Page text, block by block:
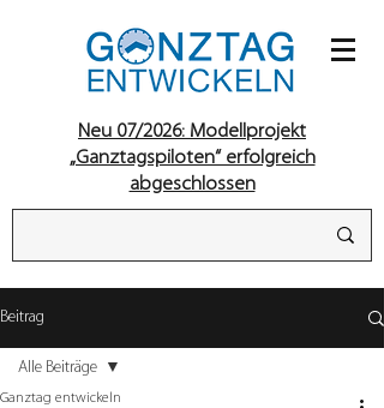
Neu 07/2026: Modellprojekt
„Ganztagspiloten“ erfolgreich
abgeschlossen
Beitrag
Alle Beiträge
Ganztag entwickeln